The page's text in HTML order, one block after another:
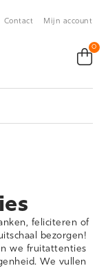
Contact Mijn account
0
feliciteren of
bezorgen!
we fruitattenties
We vullen